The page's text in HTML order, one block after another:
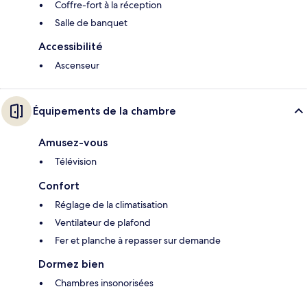
Coffre-fort à la réception
Salle de banquet
Accessibilité
Ascenseur
Équipements de la chambre
Amusez-vous
Télévision
Confort
Réglage de la climatisation
Ventilateur de plafond
Fer et planche à repasser sur demande
Dormez bien
Chambres insonorisées